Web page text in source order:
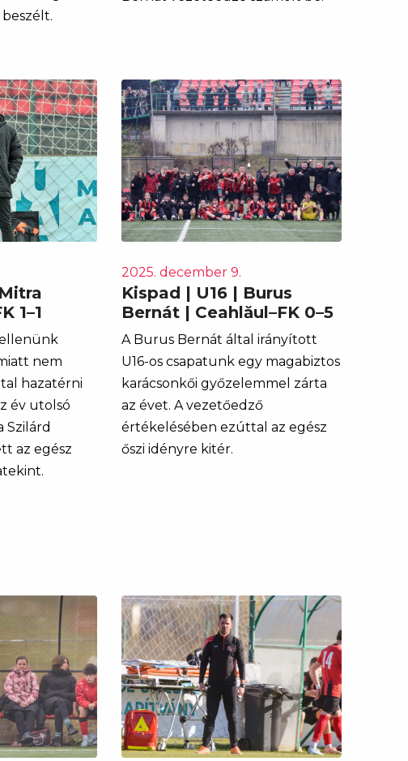
1–1
nem
hazatérni
év utolsó
Szilárd
az egész
2025. december 9.
Kispad | U16 | Burus
Bernát | Ceahlăul–FK 0–5
A Burus Bernát által irányított
U16-os csapatunk egy magabiztos
karácsonkői győzelemmel zárta
az évet. A vezetőedző
értékelésében ezúttal az egész
őszi idényre kitér.